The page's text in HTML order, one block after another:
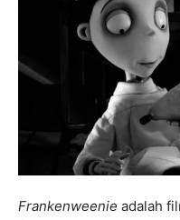
Frankenweenie adalah